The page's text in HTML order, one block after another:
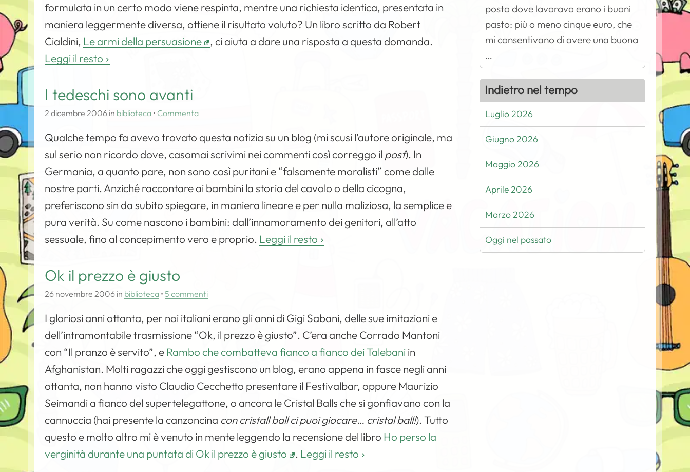
formulata in un certo modo viene respinta, mentre una richiesta identica, presentata in
maniera leggermente diversa, ottiene il risultato voluto? Un libro scritto da Robert
Cialdini, Le armi della persuasione
, ci aiuta a dare una risposta a questa domanda.
Leggi il resto
I tedeschi sono avanti
2 dicembre 2006 in biblioteca • Commenta
Qualche tempo fa avevo trovato questa notizia su un blog (mi scusi l’autore originale, ma
sul serio non ricordo dove, casomai scrivimi nei commenti così correggo il post). In
Germania, a quanto pare, non sono così puritani e “falsamente moralisti” come dalle
nostre parti. Anziché raccontare ai bambini la storia del cavolo o della cicogna,
preferiscono sin da subito spiegare, in maniera lineare e per nulla maliziosa, la semplice e
pura verità. Su come nascono i bambini: dall’innamoramento dei genitori, all’atto
sessuale, fino al concepimento vero e proprio. Leggi il resto
Ok il prezzo è giusto
26 novembre 2006 in biblioteca • 5 commenti
I gloriosi anni ottanta, per noi italiani erano gli anni di Gigi Sabani, delle sue imitazioni e
dell’intramontabile trasmissione “Ok, il prezzo è giusto”. C’era anche Corrado Mantoni
con “Il pranzo è servito”, eRambo che combatteva fianco a fianco dei Talebani in
Afghanistan. Molti ragazzi che oggi gestiscono un blog, erano appena in fasce negli anni
ottanta, non hanno visto Claudio Cecchetto presentare il Festivalbar, oppure Maurizio
Seimandi a fianco del supertelegattone, o ancora le Cristal Balls che si gonfiavano con la
cannuccia (hai presente la canzoncina con cristall ball ci puoi giocare… cristal ball!). Tutto
questo e molto altro mi è venuto in mente leggendo la recensione del libro Ho perso la
verginità durante una puntata di Ok il prezzo è giusto
. Leggi il resto
posto dove lavoravo erano i buoni
pasto: più o meno cinque euro, che
mi consentivano di avere una buona
…
Indietro nel tempo
Luglio 2026
Giugno 2026
Maggio 2026
Aprile 2026
Marzo 2026
Oggi nel passato